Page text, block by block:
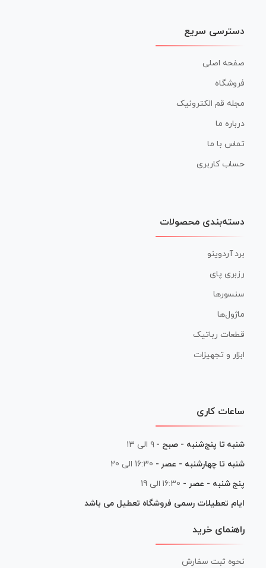
دسترسی سریع
صفحه اصلی
فروشگاه
مجله قم الکترونیک
درباره ما
تماس با ما
حساب کاربری
دسته‌بندی محصولات
برد آردوینو
رزبری پای
سنسورها
ماژول‌ها
قطعات رباتیک
ابزار و تجهیزات
ساعات کاری
شنبه تا پنج‌شنبه - صبح - ۹ الی ۱۳
شنبه تا چهارشنبه - عصر - 16:30 الی 20
پنج شنبه - عصر - 16:30 الی 19
ایام تعطیلات رسمی فروشگاه تعطیل می باشد
راهنمای خرید
نحوه ثبت سفارش